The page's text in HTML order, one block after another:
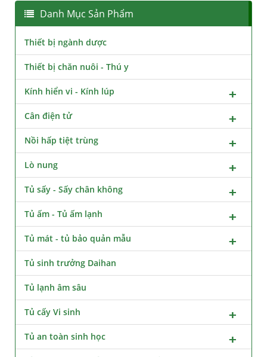
Danh Mục Sản Phẩm
Thiết bị ngành dược
Thiết bị chăn nuôi - Thú y
Kính hiển vi - Kính lúp
Cân điện tử
Nồi hấp tiệt trùng
Lò nung
Tủ sấy - Sấy chân không
Tủ ấm - Tủ ấm lạnh
Tủ mát - tủ bảo quản mẫu
Tủ sinh trưởng Daihan
Tủ lạnh âm sâu
Tủ cấy Vi sinh
Tủ an toàn sinh học